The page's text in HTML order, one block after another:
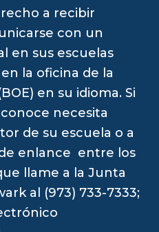
a recibir
con un
en sus escuelas
la oficina de la
en su idioma. Si
necesita
de su escuela o a
enlance entre los
llame a la Junta
al (973) 733-7333;